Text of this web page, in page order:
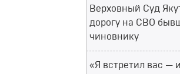
Верховный Суд
дорогу на СВО
чиновнику
«Я встретил вас —